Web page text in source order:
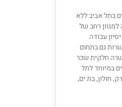
בתל אביב ללא
למגוון רחב של
עבודה
גם בתחום
חלקית שכר
במיוחד לתל
חולון, בת ים,